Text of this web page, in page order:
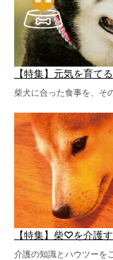
【特集】元気を育て
柴犬に合った食事を、そ
【特集】柴♡を介護
介護の知識とハウツーを